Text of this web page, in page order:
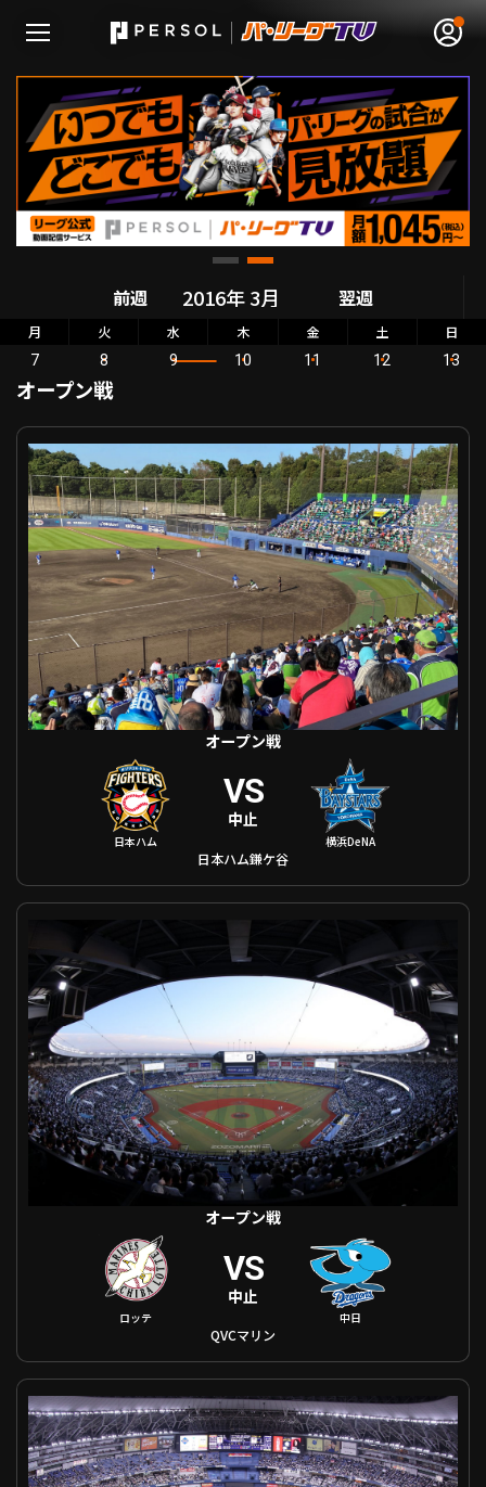
無料アカウント登録 ログイン
HOME
日程･結果
順位表･成績
1軍公式戦
ファーム東地区
ファーム中地区
ファーム西地区
交流戦
選手名鑑
選手名鑑トップ
北海道日本ハムファイターズ
東北楽天ゴールデンイーグルス
埼玉西武ライオンズ
千葉ロッテマリーンズ
オリックス・バファローズ
福岡ソフトバンクホークス
ニュース
設定
利用規約 プライバシーポリシー
運営会社（別ウィンドウで開く） よくある質問
特定商取引法の表示 アルバイト募集（別ウィンドウで開く
動画を検索（選手・チーム・プレー内容…）
前週 翌週
月 火 水 木 金 土 日
7 8 9 10 11 12 13
オープン戦
オープン戦 北海道日本ハム VS 横浜DeNA
オープン戦
日本ハム
VS
中止
横浜DeNA
日本ハム鎌ケ谷
オープン戦 千葉ロッテ VS 中日
オープン戦
ロッテ
VS
中止
中日
QVCマリン
オープン戦 オリックス VS 東京ヤクルト